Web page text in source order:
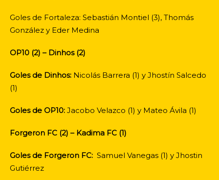
Goles de Fortaleza: Sebastián Montiel (3), Thomás
González y Eder Medina
OP10 (2) – Dinhos (2)
Goles de Dinhos: Nicolás Barrera (1) y Jhostín Salcedo
(1)
Goles de OP10: Jacobo Velazco (1) y Mateo Ávila (1)
Forgeron FC (2) – Kadima FC (1)
Goles de Forgeron FC: Samuel Vanegas (1) y Jhostin
Gutiérrez